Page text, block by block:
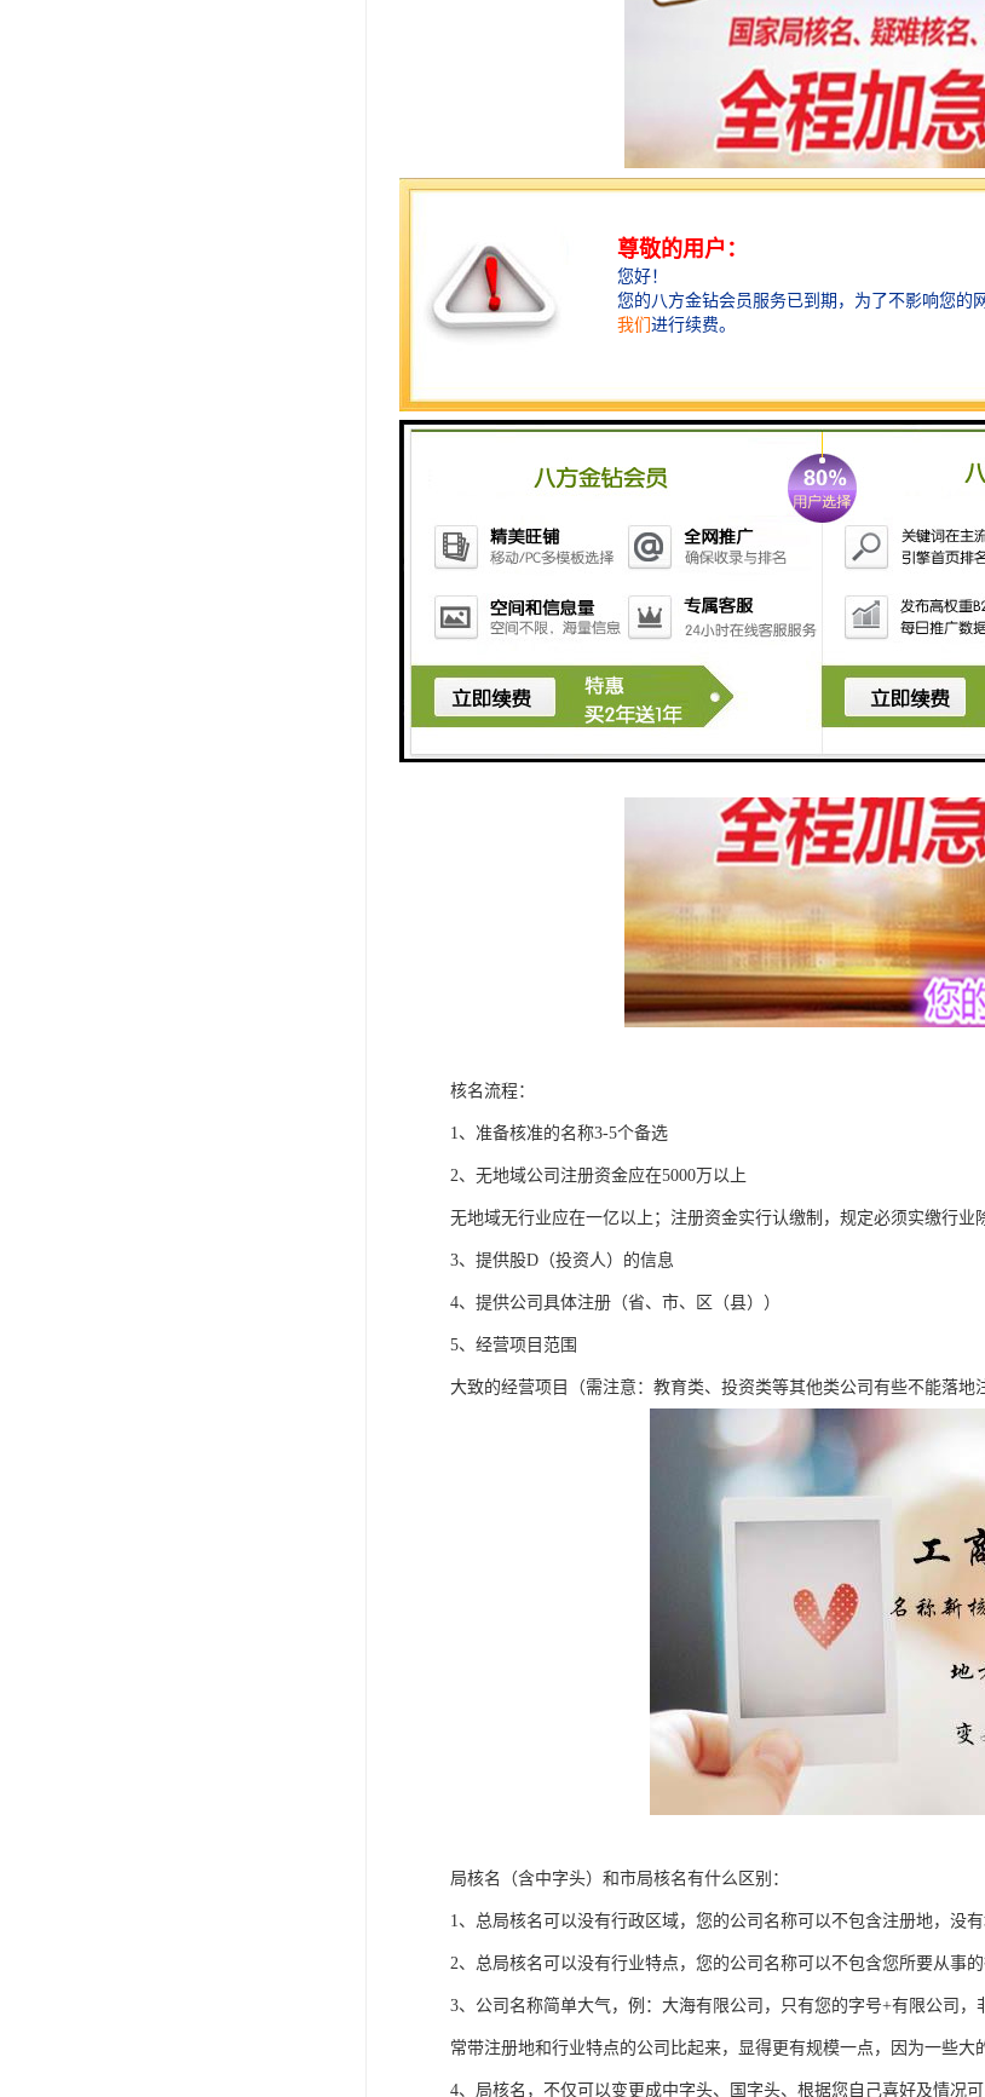
1、局核名正常办理时间为25个工作左右。
2、局核名，国字头核名，中字头核名，疑难核名，当天出。
3、集团局核名，办理集团公司申请核名!公司各总变更。
4、我们办您搞定
核名流程：
1、准备核准的名称3-5个备选
2、无地域公司注册资金应在5000万以上
无地域无行业应在一亿以上；注册资金实行认缴制，规定必须实缴行业
3、提供股D（投资人）的信息
4、提供公司具体注册（省、市、区（县））
5、经营项目范围
大致的经营项目（需注意：教育类、投资类等其他类公司有些不能落地
局核名（含中字头）和市局核名有什么区别：
1、总局核名可以没有行政区域，您的公司名称可以不包含注册地，没有
2、总局核名可以没有行业特点，您的公司名称可以不包含您所要从事
3、公司名称简单大气，例：大海有限公司，只有您的字号+有限公司
常带注册地和行业特点的公司比起来，显得更有规模一点，因为一些大
4、局核名，不仅可以变更成中字头、国字头、根据您自己喜好及情况